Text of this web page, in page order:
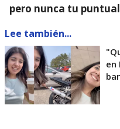
pero nunca tu
Lee también...
en